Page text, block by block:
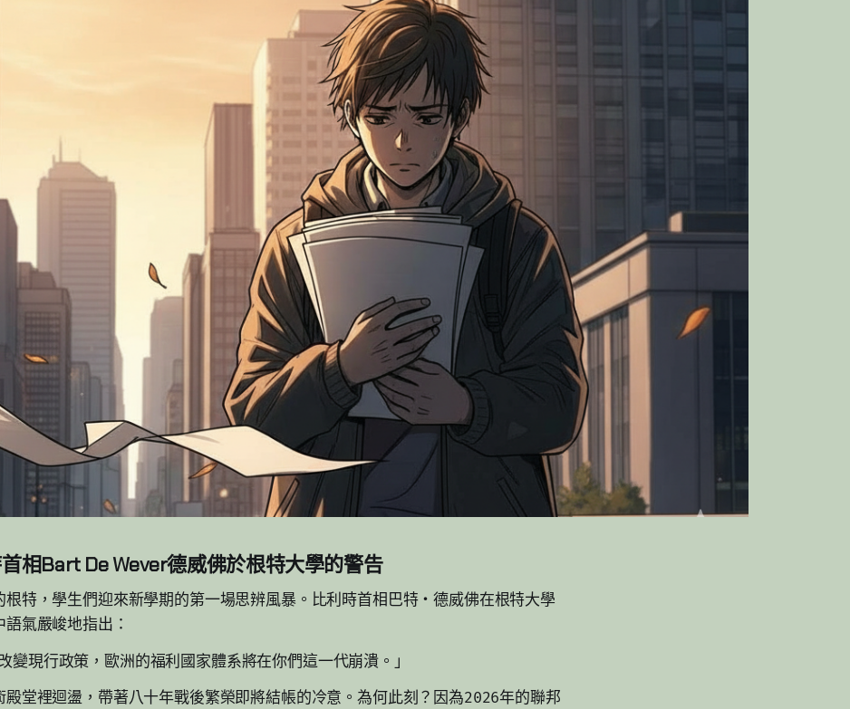
相Bart De Wever德威佛於根特大學的警告
根特，學生們迎來新學期的第一場思辨風暴。比利時首相巴特・德威佛在根特大學
氣嚴峻地指出：
改變現行政策，歐洲的福利國家體系將在你們這一代崩潰。」
殿堂裡迴盪，帶著八十年戰後繁榮即將結帳的冷意。為何此刻？因為2026年的聯邦